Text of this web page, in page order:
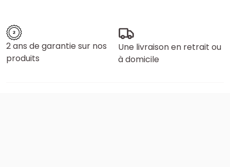
2 ans de garantie sur nos
produits
Une livraison en retrait ou
à domicile